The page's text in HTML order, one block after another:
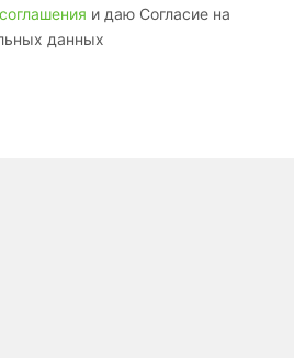
и даю Согласие на
данных